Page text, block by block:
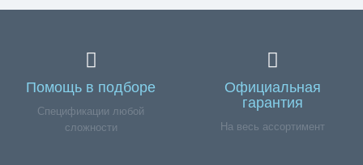
Помощь в подборе
Спецификации любой
сложности
Официальная
гарантия
На весь ассортимент